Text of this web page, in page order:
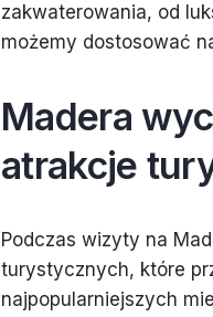
zakwaterowania, od
możemy dostosować
Madera
atrakcje
Podczas wizyty na
turystycznych, które
najpopularniejszych